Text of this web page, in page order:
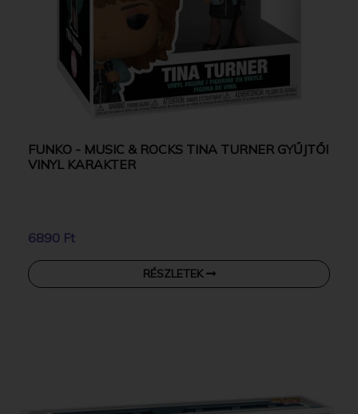
FUNKO - MUSIC & ROCKS TINA TURNER GYŰJTŐI
VINYL KARAKTER
6890 Ft
RÉSZLETEK